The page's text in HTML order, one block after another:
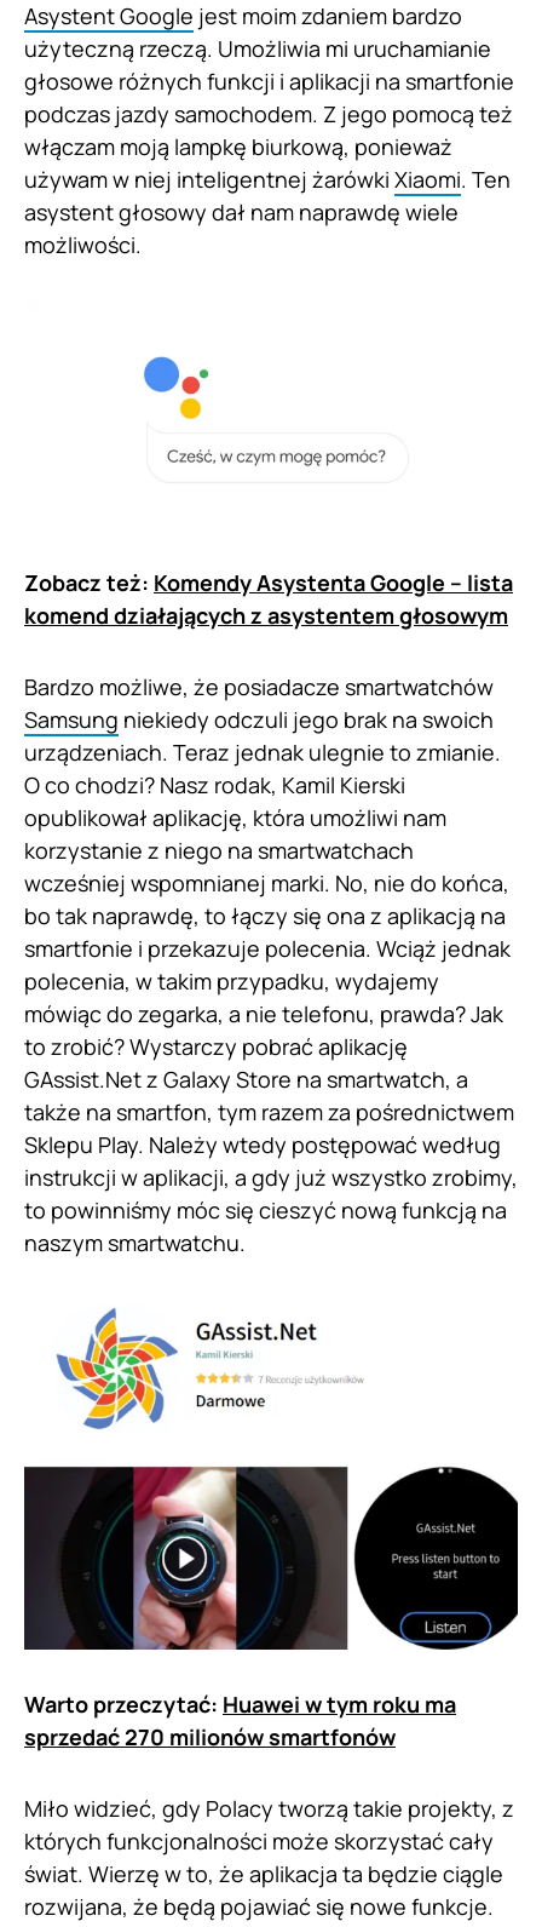
Asystent Google jest moim zdaniem bardzo
użyteczną rzeczą. Umożliwia mi uruchamianie
głosowe różnych funkcji i aplikacji na smartfonie
podczas jazdy samochodem. Z jego pomocą też
włączam moją lampkę biurkową, ponieważ
używam w niej inteligentnej żarówki Xiaomi. Ten
asystent głosowy dał nam naprawdę wiele
możliwości.
Zobacz też: Komendy Asystenta Google – lista
komend działających z asystentem głosowym
Bardzo możliwe, że posiadacze smartwatchów
Samsung niekiedy odczuli jego brak na swoich
urządzeniach. Teraz jednak ulegnie to zmianie.
O co chodzi? Nasz rodak, Kamil Kierski
opublikował aplikację, która umożliwi nam
korzystanie z niego na smartwatchach
wcześniej wspomnianej marki. No, nie do końca,
bo tak naprawdę, to łączy się ona z aplikacją na
smartfonie i przekazuje polecenia. Wciąż jednak
polecenia, w takim przypadku, wydajemy
mówiąc do zegarka, a nie telefonu, prawda? Jak
to zrobić? Wystarczy pobrać aplikację
GAssist.Net z Galaxy Store na smartwatch, a
także na smartfon, tym razem za pośrednictwem
Sklepu Play. Należy wtedy postępować według
instrukcji w aplikacji, a gdy już wszystko zrobimy,
to powinniśmy móc się cieszyć nową funkcją na
naszym smartwatchu.
Warto przeczytać: Huawei w tym roku ma
sprzedać 270 milionów smartfonów
Miło widzieć, gdy Polacy tworzą takie projekty, z
których funkcjonalności może skorzystać cały
świat. Wierzę w to, że aplikacja ta będzie ciągle
rozwijana, że będą pojawiać się nowe funkcje.